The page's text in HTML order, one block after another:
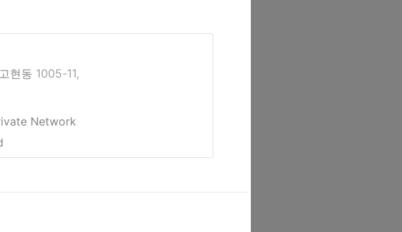
현동 1005-11,
Network